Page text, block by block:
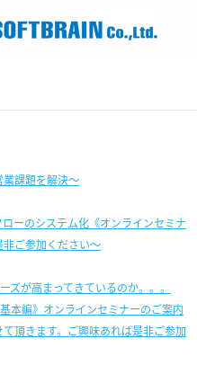
業課題を解決～
ーのシステム化《オンラインセミナ
ご参加ください～
ズが高まってきているのか。。。
本編》オンラインセミナーのご案内
頂きます。ご興味あれば是非ご参加